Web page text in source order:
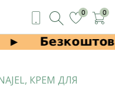
0 0
КРЕМ ДЛЯ